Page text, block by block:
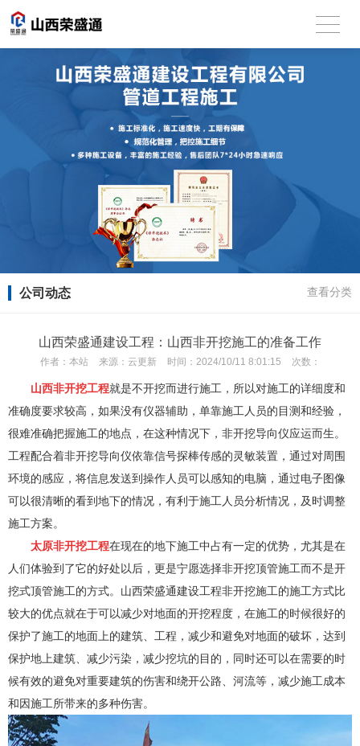
公司动态 查看分类
山西荣盛通建设工程：山西非开挖施工的准备工作
作者： 本站 来源： 云更新 时间： 2024/10/11 8:01:15 次数：
山西非开挖工程就是不开挖而进行施工，所以对施工的详细度和
准确度要求较高，如果没有仪器辅助，单靠施工人员的目测和经验，
很难准确把握施工的地点，在这种情况下，非开挖导向仪应运而生。
工程配合着非开挖导向仪依靠信号探棒传感的灵敏装置，通过对周围
环境的感应，将信息发送到操作人员可以感知的电脑，通过电子图像
可以很清晰的看到地下的情况，有利于施工人员分析情况，及时调整
施工方案。
太原非开挖工程在现在的地下施工中占有一定的优势，尤其是在
人们体验到了它的好处以后，更是宁愿选择非开挖顶管施工而不是开
挖式顶管施工的方式。山西荣盛通建设工程非开挖施工的施工方式比
较大的优点就在于可以减少对地面的开挖程度，在施工的时候很好的
保护了施工的地面上的建筑、工程，减少和避免对地面的破坏，达到
保护地上建筑、减少污染，减少挖坑的目的，同时还可以在需要的时
候有效的避免对重要建筑的伤害和绕开公路、河流等，减少施工成本
和因施工所带来的多种伤害。